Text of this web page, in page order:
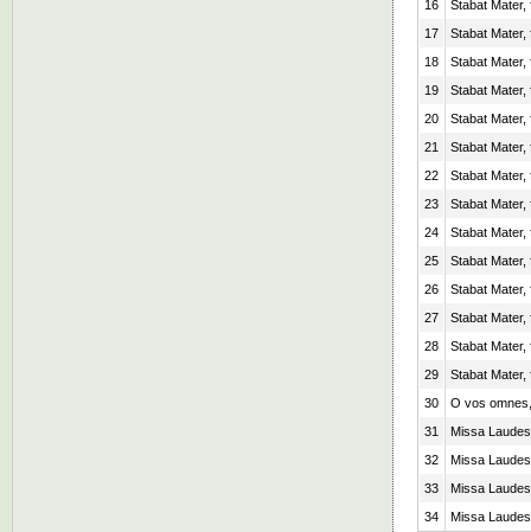
16
Stabat
17
Stabat
18
Stabat
19
Stabat
20
Stabat
21
Stabat
22
Stabat
23
Stabat
24
Stabat
25
Stabat
26
Stabat
27
Stabat
28
Stabat
29
Stabat
30
O vos
31
Missa
32
Missa
33
Missa
34
Missa